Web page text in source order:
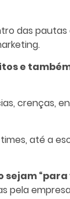
das pautas
e
crenças,
até a
pela